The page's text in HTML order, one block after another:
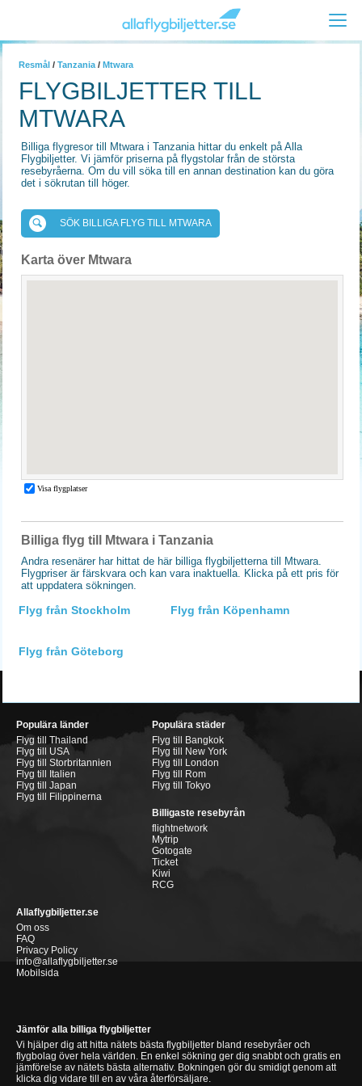
Resmål / Tanzania / Mtwara
FLYGBILJETTER TILL
MTWARA
Billiga flygresor till Mtwara i Tanzania hittar du enkelt på Alla
Flygbiljetter. Vi jämför priserna på flygstolar från de största
resebyråerna. Om du vill söka till en annan destination kan du göra
det i sökrutan till höger.
SÖK BILLIGA FLYG TILL MTWARA
Karta över Mtwara
Billiga flyg till Mtwara i Tanzania
Andra resenärer har hittat de här billiga flygbiljetterna till Mtwara.
Flygpriser är färskvara och kan vara inaktuella. Klicka på ett pris för
att uppdatera sökningen.
Flyg från Stockholm Flyg från Köpenhamn
Flyg från Göteborg
Populära länder
Flyg till Thailand
Flyg till USA
Flyg till Storbritannien
Flyg till Italien
Flyg till Japan
Flyg till Filippinerna
Populära städer
Flyg till Bangkok
Flyg till New York
Flyg till London
Flyg till Rom
Flyg till Tokyo
Billigaste resebyrån
flightnetwork
Mytrip
Gotogate
Ticket
Kiwi
RCG
Allaflygbiljetter.se
Om oss
FAQ
Privacy Policy
info@allaflygbiljetter.se
Mobilsida
Jämför alla billiga flygbiljetter
Vi hjälper dig att hitta nätets bästa flygbiljetter bland resebyråer och
flygbolag över hela världen. En enkel sökning ger dig snabbt och gratis en
jämförelse av nätets bästa alternativ. Bokningen gör du smidigt genom att
klicka dig vidare till en av våra återförsäljare.